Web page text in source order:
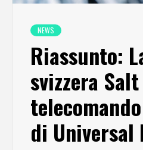
NEWS
Riassunto:
svizzera
di Universal